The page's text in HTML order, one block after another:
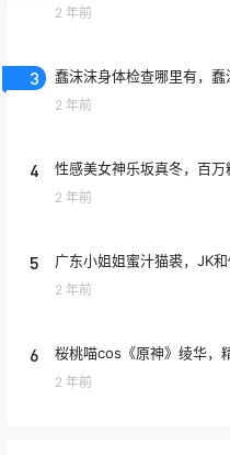
2 年前
3 蠢沫沫身体检查哪里有，
2 年前
4 性感美女神乐坂真冬，百
2 年前
5 广东小姐姐蜜汁猫裘，JK
2 年前
6 桜桃喵cos《原神》绫华，
2 年前